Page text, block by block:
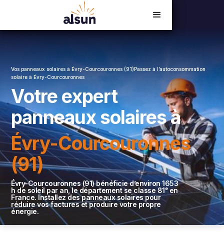
Devis en ligne
Vos panneaux solaires à Évry-Courcouronnes (91)Passez à l’autoconsommation
solaire à Évry-Courcouronnes
Votre expert
panneaux solaires à
Évry-Courcouronnes
(91)
Évry-Courcouronnes (91) bénéficie d’environ 1653
h de soleil par an, le département se classe 81ᵉ en
France. Installez des panneaux solaires pour
réduire vos factures et produire votre propre
énergie.